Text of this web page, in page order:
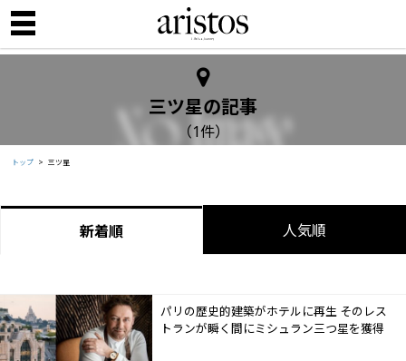
三ツ星の記事
（1件）
トップ 三ツ星
新着順 人気順
パリの歴史的建築がホテルに再生 そのレス
トランが瞬く間にミシュラン三つ星を獲得